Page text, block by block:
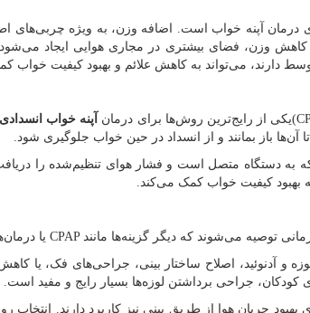
آپنه خواب است. اضافه وزن، به ویژه چربی‌های
کاهش وزن، فضای بیشتری در مجاری هوایی ایجاد
دارند، می‌تواند به کاهش علائم و بهبود کیفیت خواب
یکی از رایج‌ترین روش‌ها برای درمان آپنه خواب انسدادی
باز بمانند و از انسداد در حین خواب جلوگیری شود.
به دستگاه متصل است و فشار هوای تنظیم‌شده را
بهبود کیفیت خواب کمک می‌کند.
توصیه می‌شوند که دیگر گزینه‌ها مانند CPAP یا
و آدنوئید، اصلاح ساختار بینی، جراحی‌های فک، یا
جراحی برداشتن لوزه‌ها بسیار رایج و مفید است.
بهبود جریان هوا از طریق بینی نیز کاربرد دارند.